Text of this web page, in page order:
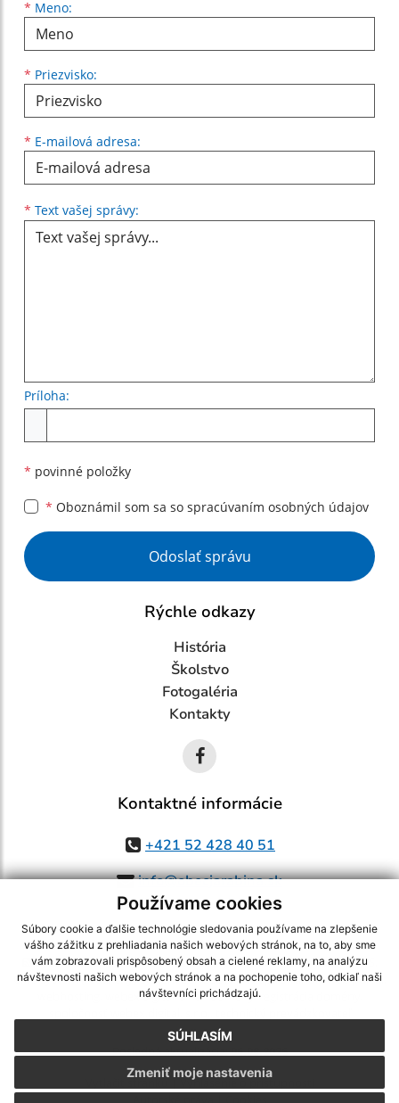
Používame cookies
Súbory cookie a ďalšie technológie sledovania používame na zlepšenie
vášho zážitku z prehliadania našich webových stránok, na to, aby sme
vám zobrazovali prispôsobený obsah a cielené reklamy, na analýzu
návštevnosti našich webových stránok a na pochopenie toho, odkiaľ naši
návštevníci prichádzajú.
SÚHLASÍM
Zmeniť moje nastavenia
* Meno:
Meno
* Priezvisko:
Priezvisko
* E-mailová adresa:
E-mailová adresa
* Text vašej správy:
Príloha:
* povinné položky
* Oboznámil som sa so spracúvaním osobných údajov
Google reCaptcha Response
Odoslať správu
Rýchle odkazy
História
Školstvo
Fotogaléria
Kontakty
Kontaktné informácie
+421 52 428 40 51
info@obecjarabina.sk
využite možnosť získavania aktuálnych informácií s využitím RSS
CMS systém (redakčný) systém ECHELON 2,Mapa stránok,web portál
webex.digital, s.r.o.,domény,registrácia domény
Posledná aktualizácia:06.08.2026
Vytlačiť stránku|Vyhlásenie o prístupnosti